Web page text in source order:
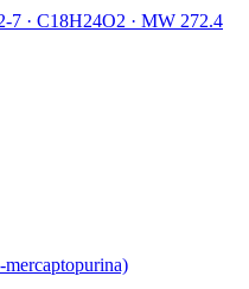
7 · C18H24O2 · MW 272.4